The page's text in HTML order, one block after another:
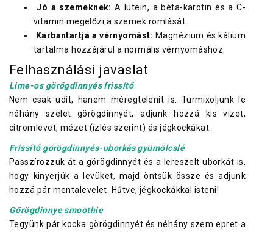
Jó a szemeknek: A lutein, a béta-karotin és a C-
vitamin megelőzi a szemek romlását.
Karbantartja a vérnyomást: Magnézium és kálium
tartalma hozzájárul a normális vérnyomáshoz.
Felhasználási javaslat
Lime-os görögdinnyés frissítő
Nem csak üdít, hanem méregtelenít is. Turmixoljunk le
néhány szelet görögdinnyét, adjunk hozzá kis vizet,
citromlevet, mézet (ízlés szerint) és jégkockákat.
Frissítő görögdinnyés-uborkás gyümölcslé
Passzírozzuk át a görögdinnyét és a lereszelt uborkát is,
hogy kinyerjük a levüket, majd öntsük össze és adjunk
hozzá pár mentalevelet. Hűtve, jégkockákkal isteni!
Görögdinnye smoothie
Tegyünk pár kocka görögdinnyét és néhány szem epret a